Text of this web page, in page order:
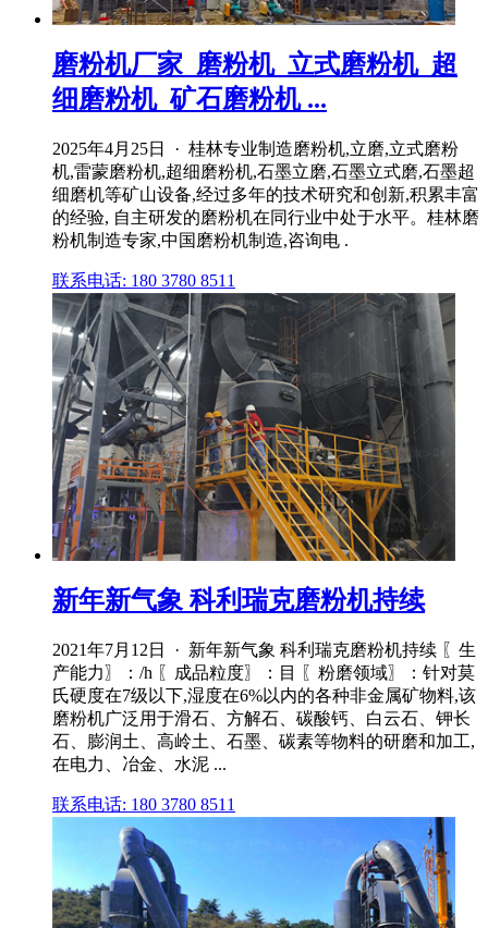
磨粉机厂家_磨粉机_立式磨粉机_超
细磨粉机_矿石磨粉机 ...
2025年4月25日 · 桂林专业制造磨粉机,立磨,立式磨粉
机,雷蒙磨粉机,超细磨粉机,石墨立磨,石墨立式磨,石墨超
细磨机等矿山设备,经过多年的技术研究和创新,积累丰富
的经验, 自主研发的磨粉机在同行业中处于水平。桂林磨
粉机制造专家,中国磨粉机制造,咨询电 .
联系电话: 180 3780 8511
新年新气象 科利瑞克磨粉机持续
2021年7月12日 · 新年新气象 科利瑞克磨粉机持续 〖生
产能力〗：/h 〖成品粒度〗：目 〖粉磨领域〗：针对莫
氏硬度在7级以下,湿度在6%以内的各种非金属矿物料,该
磨粉机广泛用于滑石、方解石、碳酸钙、白云石、钾长
石、膨润土、高岭土、石墨、碳素等物料的研磨和加工,
在电力、冶金、水泥 ...
联系电话: 180 3780 8511